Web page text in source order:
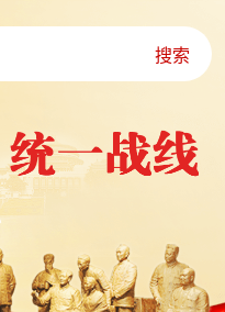
搜索